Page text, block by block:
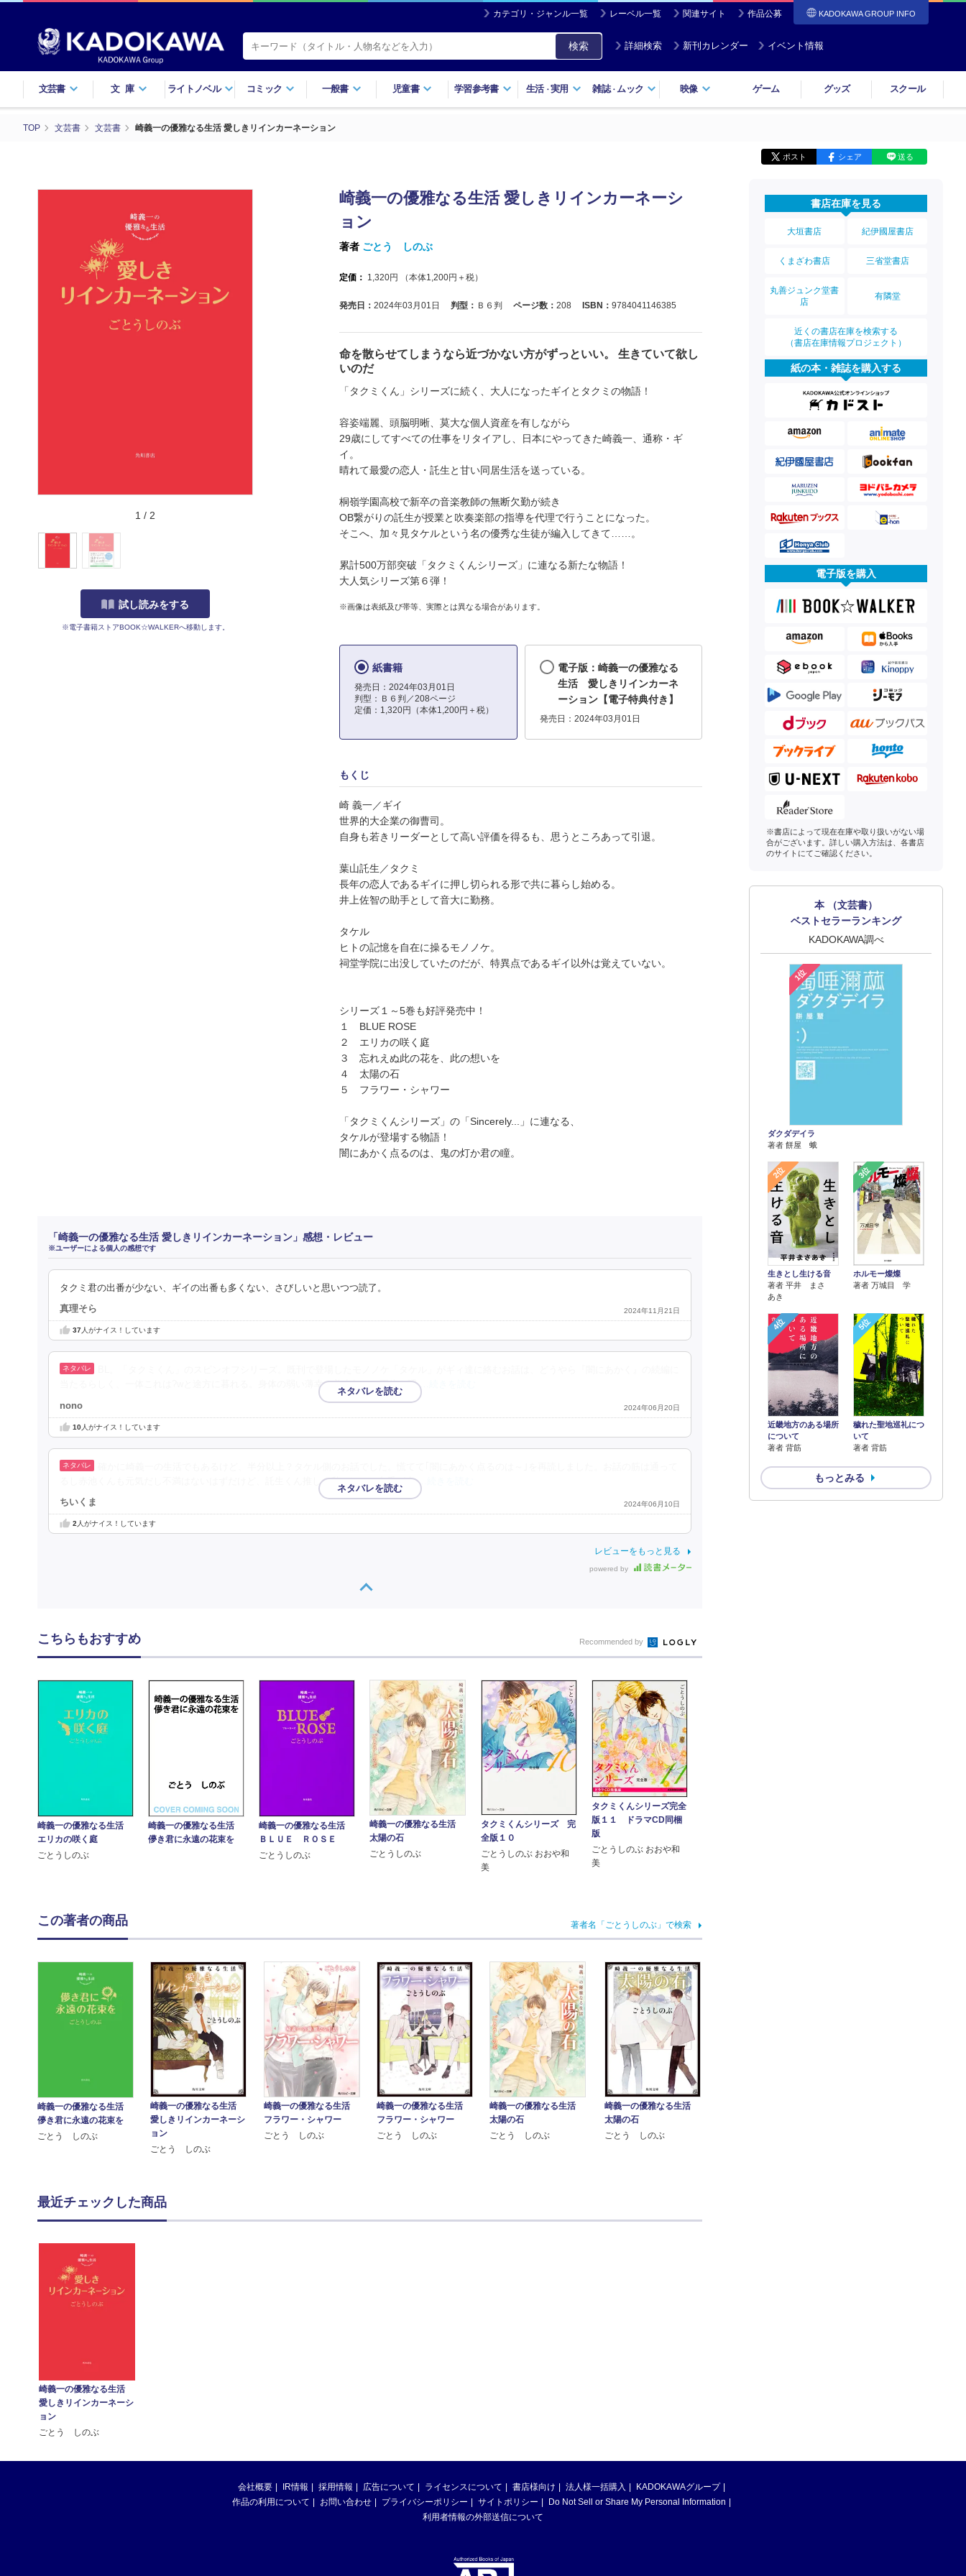
カテゴリ・ジャンル一覧 レーベル一覧 関連サイト 作品公募 KADOKAWA GROUP INFO
検索 詳細検索 新刊カレンダー イベント情報
文芸書 文庫 ライトノベル コミック 一般書 児童書 学習参考書 生活・実用 雑誌・ ムック 映像 ゲーム グッズ スクール
TOP 文芸書 文芸書 崎義一の優雅なる生活 愛しきリインカーネーション
ポスト シェア 送る
1 / 2
試し読みをする
※電子書籍ストアBOOK☆WALKERへ移動します。
崎義一の優雅なる生活 愛しきリインカーネーシ
ョン
著者 ごとう しのぶ
定価： 1,320円 （本体1,200円＋税）
発売日： 2024年03月01日 判型： Ｂ６判 ページ数： 208 ISBN： 9784041146385
命を散らせてしまうなら近づかない方がずっといい。 生きていて欲し
いのだ
「タクミくん」シリーズに続く、大人になったギイとタクミの物語！
容姿端麗、頭脳明晰、莫大な個人資産を有しながら
29歳にしてすべての仕事をリタイアし、日本にやってきた崎義一、通称・ギ
イ。
晴れて最愛の恋人・託生と甘い同居生活を送っている。
桐嶺学園高校で新卒の音楽教師の無断欠勤が続き
OB繋がりの託生が授業と吹奏楽部の指導を代理で行うことになった。
そこへ、加々見タケルという名の優秀な生徒が編入してきて……。
累計500万部突破「タクミくんシリーズ」に連なる新たな物語！
大人気シリーズ第６弾！
※画像は表紙及び帯等、実際とは異なる場合があります。
紙書籍
発売日：2024年03月01日
判型：Ｂ６判／208ページ
定価：1,320円（本体1,200円＋税）
電子版：崎義一の優雅なる
生活 愛しきリインカーネ
ーション【電子特典付き】
発売日：2024年03月01日
もくじ
崎 義一／ギイ
世界的大企業の御曹司。
自身も若きリーダーとして高い評価を得るも、思うところあって引退。
葉山託生／タクミ
長年の恋人であるギイに押し切られる形で共に暮らし始める。
井上佐智の助手として音大に勤務。
タケル
ヒトの記憶を自在に操るモノノケ。
祠堂学院に出没していたのだが、特異点であるギイ以外は覚えていない。
シリーズ１～5巻も好評発売中！
１ BLUE ROSE
２ エリカの咲く庭
３ 忘れえぬ此の花を、此の想いを
４ 太陽の石
５ フラワー・シャワー
「タクミくんシリーズ」の「Sincerely...」に連なる、
タケルが登場する物語！
闇にあかく点るのは、鬼の灯か君の瞳。
「崎義一の優雅なる生活 愛しきリインカーネーション」感想・レビュー
※ユーザーによる個人の感想です
タクミ君の出番が少ない、ギイの出番も多くない、さびしいと思いつつ読了。
真理そら 2024年11月21日
37人がナイス！しています
当たるらしく、一体これは?wと途方に暮れる。身体の弱い薄幸の美少年と、正体を隠 …続きを読む
nono 2024年06月20日
10人がナイス！しています
るし赤池くんも元気だし不満はないはずだけど、託生くん推しの私としては出番が少 …続きを読む
ちいくま 2024年06月10日
2人がナイス！しています
レビューをもっと見る
powered by
書店在庫を見る
大垣書店 紀伊國屋書店
くまざわ書店 三省堂書店
丸善ジュンク堂書
店
有隣堂
近くの書店在庫を検索する
（書店在庫情報プロジェクト）
紙の本・雑誌を購入する
電子版を購入
※書店によって現在在庫や取り扱いがない場
合がございます。詳しい購入方法は、各書店
のサイトにてご確認ください。
本 （文芸書）
ベストセラーランキング
KADOKAWA調べ
1位
ダクダデイラ
著者 餅屋 蛾
2位
生きとし生ける音
著者 平井 まさ
あき
3位
ホルモー燦燦
著者 万城目 学
4位
近畿地方のある場所
について
著者 背筋
5位
穢れた聖地巡礼につ
いて
著者 背筋
もっとみる
こちらもおすすめ Recommended by
崎義一の優雅なる生活
エリカの咲く庭
ごとうしのぶ
崎義一の優雅なる生活
儚き君に永遠の花束を
崎義一の優雅なる生活
ＢＬＵＥ ＲＯＳＥ
ごとうしのぶ
崎義一の優雅なる生活
太陽の石
ごとうしのぶ
タクミくんシリーズ 完
全版１０
ごとうしのぶ おおや和
美
タクミくんシリーズ完全
版１１ ドラマCD同梱
版
ごとうしのぶ おおや和
美
この著者の商品 著者名「ごとうしのぶ」で検索
崎義一の優雅なる生活
儚き君に永遠の花束を
ごとう しのぶ
崎義一の優雅なる生活
愛しきリインカーネーシ
ョン
ごとう しのぶ
崎義一の優雅なる生活
フラワー・シャワー
ごとう しのぶ
崎義一の優雅なる生活
フラワー・シャワー
ごとう しのぶ
崎義一の優雅なる生活
太陽の石
ごとう しのぶ
崎義一の優雅なる生活
太陽の石
ごとう しのぶ
最近チェックした商品
崎義一の優雅なる生活
愛しきリインカーネーシ
ョン
ごとう しのぶ
会社概要 IR情報 採用情報 広告について ライセンスについて 書店様向け 法人様一括購入
KADOKAWAグループ
作品の利用について
お問い合わせ プライバシーポリシー サイトポリシー
Do Not Sell or Share My Personal Information
利用者情報の外部送信について